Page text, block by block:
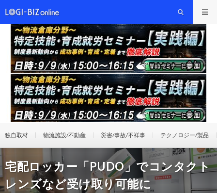
独自取材 物流施設/不動産 災害/事故/不祥事 テクノロジー/製品
宅配ロッカー「PUDO」でコンタクト
レンズなど受け取り可能に